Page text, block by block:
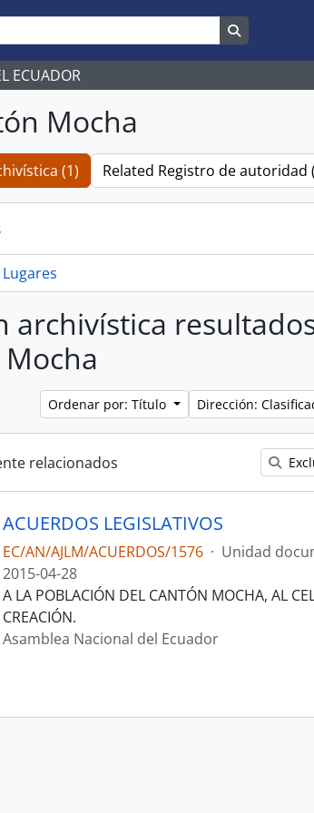
ECUADOR
Mocha
(1) Related Registro de autoridad
Lugares
archivística
Ordenar por: Título Dirección:
relacionados
ACUERDOS LEGISLATIVOS
EC/AN/AJLM/ACUERDOS/1576 · Unidad
2015-04-28
A LA POBLACIÓN DEL CANTÓN MOCHA, AL
CREACIÓN.
Asamblea Nacional del Ecuador